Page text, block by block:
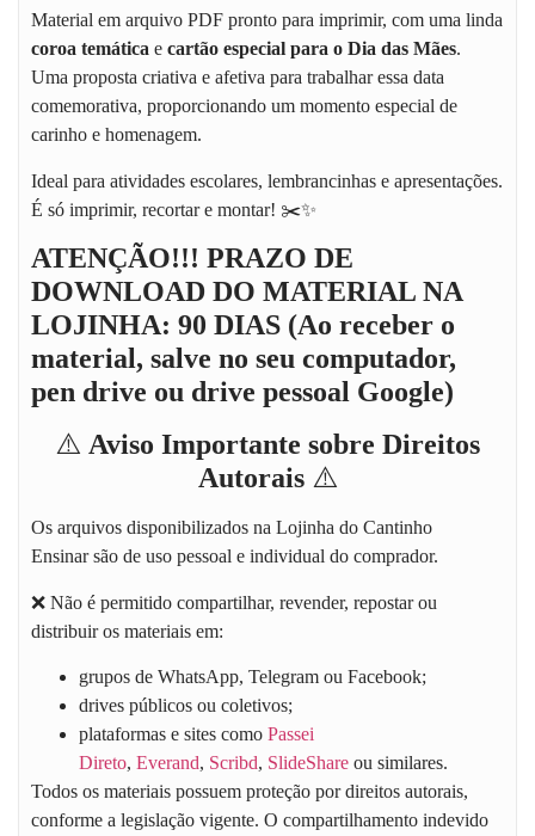
Material em arquivo PDF pronto para imprimir, com uma linda
coroa temática e cartão especial para o Dia das Mães.
Uma proposta criativa e afetiva para trabalhar essa data
comemorativa, proporcionando um momento especial de
carinho e homenagem.
Ideal para atividades escolares, lembrancinhas e apresentações.
É só imprimir, recortar e montar! ✂️✨
ATENÇÃO!!! PRAZO DE
DOWNLOAD DO MATERIAL NA
LOJINHA: 90 DIAS (Ao receber o
material, salve no seu computador,
pen drive ou drive pessoal Google)
⚠️ Aviso Importante sobre Direitos
Autorais⚠️
Os arquivos disponibilizados na Lojinha do Cantinho
Ensinarsão de uso pessoal e individual do comprador.
❌ Não é permitido compartilhar, revender, repostar ou
distribuir os materiais em:
grupos de WhatsApp, Telegram ou Facebook;
drives públicos ou coletivos;
plataformas e sites como Passei
Direto, Everand, Scribd, SlideShare ou similares.
Todos os materiais possuem proteção por direitos autorais,
conforme a legislação vigente. O compartilhamento indevido